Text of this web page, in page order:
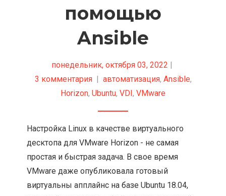
помощью
Ansible
понедельник, октября 03, 2022 |
3 комментария | автоматизация, Ansible,
Horizon, Ubuntu, VDI, VMware
Настройка Linux в качестве виртуального
десктопа для VMware Horizon - не самая
простая и быстрая задача. В свое время
VMware даже опубликовала готовый
виртуальны апплайнс на базе Ubuntu 18.04,